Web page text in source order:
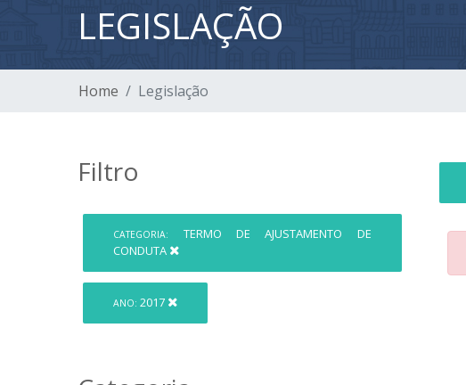
LEGISLAÇÃO
Home Legislação
Filtro
CATEGORIA:
TERMO DE AJUSTAMENTO DE
CONDUTA
ANO: 2017